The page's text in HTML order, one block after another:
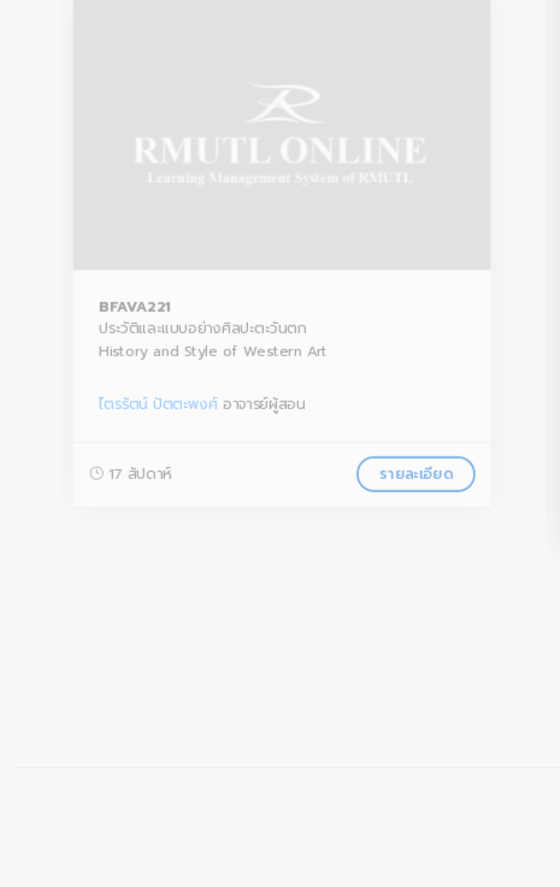
BFAVA221
ประวัติและแบบอย่างศิลปะตะวันตก
History and Style of Western Art
ไตรรัตน์ ปัตตะพงศ์ อาจารย์ผู้สอน
17 สัปดาห์ รายละเอียด